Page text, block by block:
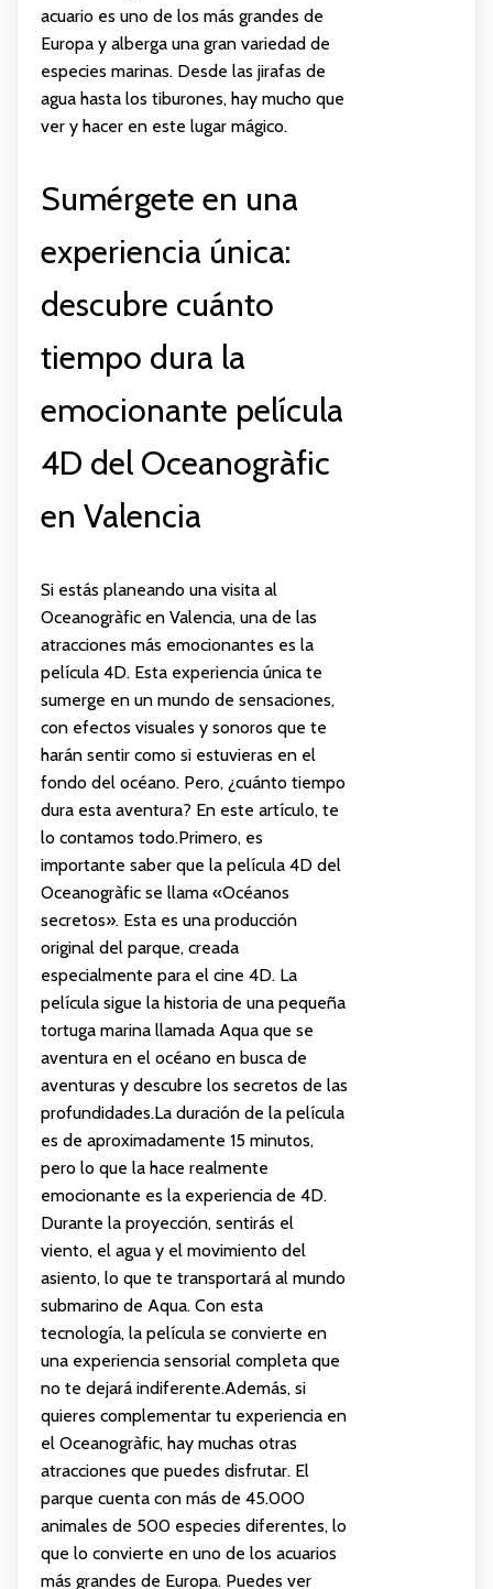
acuario es uno de los más grandes de
Europa y alberga una gran variedad de
especies marinas. Desde las jirafas de
agua hasta los tiburones, hay mucho que
ver y hacer en este lugar mágico.
Sumérgete en una
experiencia única:
descubre cuánto
tiempo dura la
emocionante película
4D del Oceanogràfic
en Valencia
Si estás planeando una visita al
Oceanogràfic en Valencia, una de las
atracciones más emocionantes es la
película 4D. Esta experiencia única te
sumerge en un mundo de sensaciones,
con efectos visuales y sonoros que te
harán sentir como si estuvieras en el
fondo del océano. Pero, ¿cuánto tiempo
dura esta aventura? En este artículo, te
lo contamos todo.Primero, es
importante saber que la película 4D del
Oceanogràfic se llama «Océanos
secretos». Esta es una producción
original del parque, creada
especialmente para el cine 4D. La
película sigue la historia de una pequeña
tortuga marina llamada Aqua que se
aventura en el océano en busca de
aventuras y descubre los secretos de las
profundidades.La duración de la película
es de aproximadamente 15 minutos,
pero lo que la hace realmente
emocionante es la experiencia de 4D.
Durante la proyección, sentirás el
viento, el agua y el movimiento del
asiento, lo que te transportará al mundo
submarino de Aqua. Con esta
tecnología, la película se convierte en
una experiencia sensorial completa que
no te dejará indiferente.Además, si
quieres complementar tu experiencia en
el Oceanogràfic, hay muchas otras
atracciones que puedes disfrutar. El
parque cuenta con más de 45.000
animales de 500 especies diferentes, lo
que lo convierte en uno de los acuarios
más grandes de Europa. Puedes ver